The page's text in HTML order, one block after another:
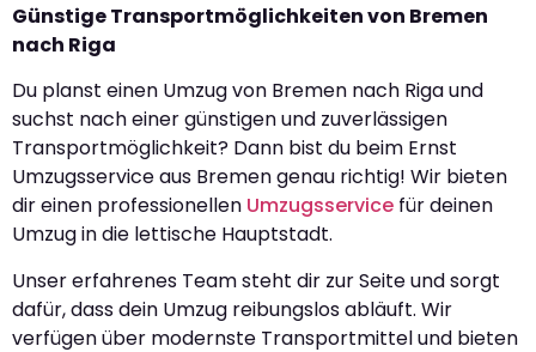
Günstige Transportmöglichkeiten von Bremen
nach Riga
Du planst einen Umzug von Bremen nach Riga und
suchst nach einer günstigen und zuverlässigen
Transportmöglichkeit? Dann bist du beim Ernst
Umzugsservice aus Bremen genau richtig! Wir bieten
dir einen professionellen Umzugsservice für deinen
Umzug in die lettische Hauptstadt.
Unser erfahrenes Team steht dir zur Seite und sorgt
dafür, dass dein Umzug reibungslos abläuft. Wir
verfügen über modernste Transportmittel und bieten